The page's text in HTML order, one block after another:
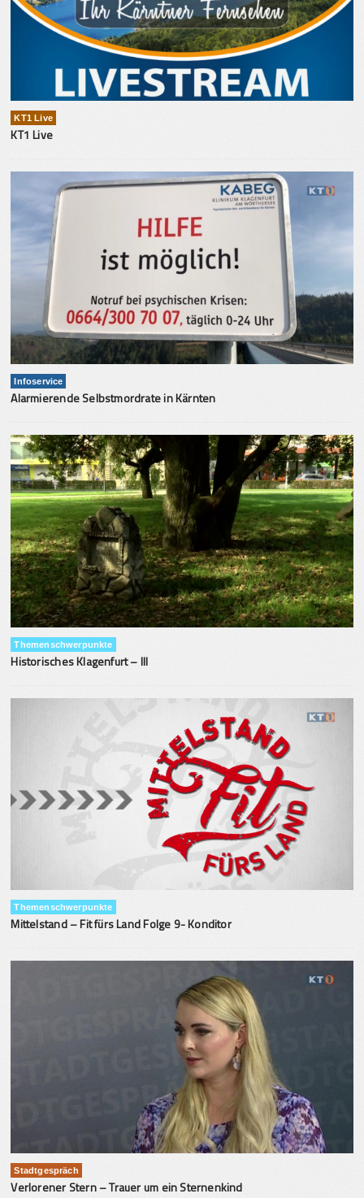
KT1 Live
KT1 Live
Infoservice
Alarmierende Selbstmordrate in Kärnten
Themenschwerpunkte
Historisches Klagenfurt – III
Themenschwerpunkte
Mittelstand – Fit fürs Land Folge 9- Konditor
Stadtgespräch
Verlorener Stern – Trauer um ein Sternenkind